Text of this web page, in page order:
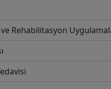
Rehabilitasyon